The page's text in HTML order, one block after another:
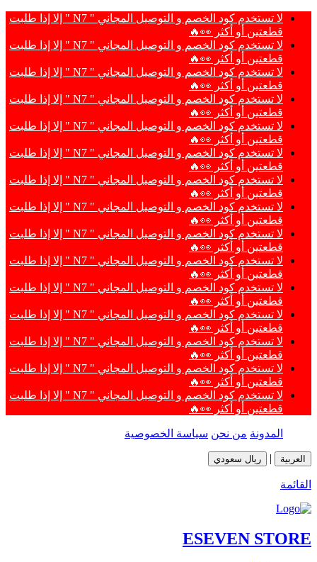
لا تستخدم كود الخصم و التوصيل المجاني " N7 " إلا إذا طلبت
قطعتين أو أكثر 👀🔥
لا تستخدم كود الخصم و التوصيل المجاني " N7 " إلا إذا طلبت
قطعتين أو أكثر 👀🔥
لا تستخدم كود الخصم و التوصيل المجاني " N7 " إلا إذا طلبت
قطعتين أو أكثر 👀🔥
لا تستخدم كود الخصم و التوصيل المجاني " N7 " إلا إذا طلبت
قطعتين أو أكثر 👀🔥
لا تستخدم كود الخصم و التوصيل المجاني " N7 " إلا إذا طلبت
قطعتين أو أكثر 👀🔥
لا تستخدم كود الخصم و التوصيل المجاني " N7 " إلا إذا طلبت
قطعتين أو أكثر 👀🔥
لا تستخدم كود الخصم و التوصيل المجاني " N7 " إلا إذا طلبت
قطعتين أو أكثر 👀🔥
لا تستخدم كود الخصم و التوصيل المجاني " N7 " إلا إذا طلبت
قطعتين أو أكثر 👀🔥
لا تستخدم كود الخصم و التوصيل المجاني " N7 " إلا إذا طلبت
قطعتين أو أكثر 👀🔥
لا تستخدم كود الخصم و التوصيل المجاني " N7 " إلا إذا طلبت
قطعتين أو أكثر 👀🔥
لا تستخدم كود الخصم و التوصيل المجاني " N7 " إلا إذا طلبت
قطعتين أو أكثر 👀🔥
لا تستخدم كود الخصم و التوصيل المجاني " N7 " إلا إذا طلبت
قطعتين أو أكثر 👀🔥
لا تستخدم كود الخصم و التوصيل المجاني " N7 " إلا إذا طلبت
قطعتين أو أكثر 👀🔥
لا تستخدم كود الخصم و التوصيل المجاني " N7 " إلا إذا طلبت
قطعتين أو أكثر 👀🔥
لا تستخدم كود الخصم و التوصيل المجاني " N7 " إلا إذا طلبت
قطعتين أو أكثر 👀🔥
المدونة من نحن سياسة الخصوصية
العربية | ريال سعودي
القائمة
ESEVEN STORE